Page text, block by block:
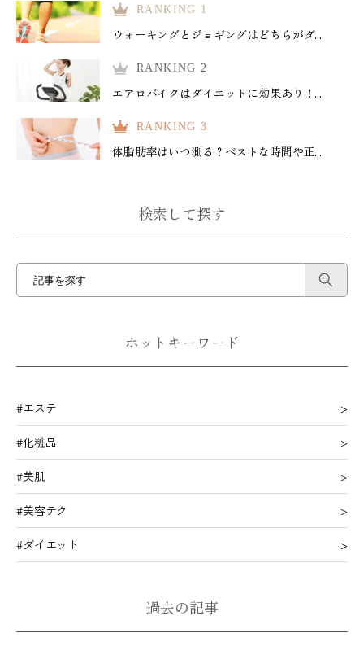
RANKING 1
ウォーキングとジョギングはどちらがダ...
RANKING 2
エアロバイクはダイエットに効果あり！...
RANKING 3
体脂肪率はいつ測る？ベストな時間や正...
検索して探す
ホットキーワード
#エステ
#化粧品
#美肌
#美容テク
#ダイエット
過去の記事